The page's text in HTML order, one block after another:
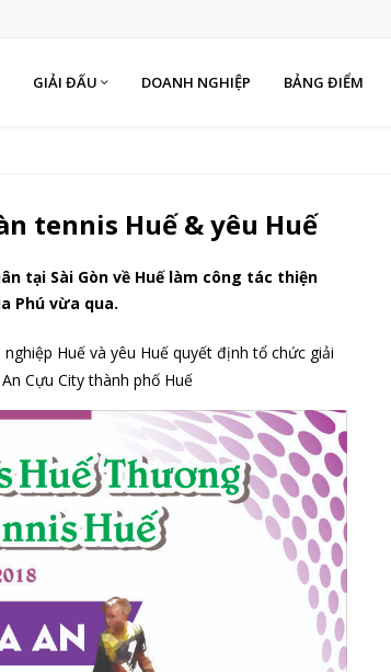
GIẢI ĐẤU DOANH NGHIỆP BẢNG ĐIỂM
tennis Huế & yêu Huế
tại Sài Gòn về Huế làm công tác thiện
Phú vừa qua.
Huế và yêu Huế quyết định tổ chức giải
Cựu City thành phố Huế